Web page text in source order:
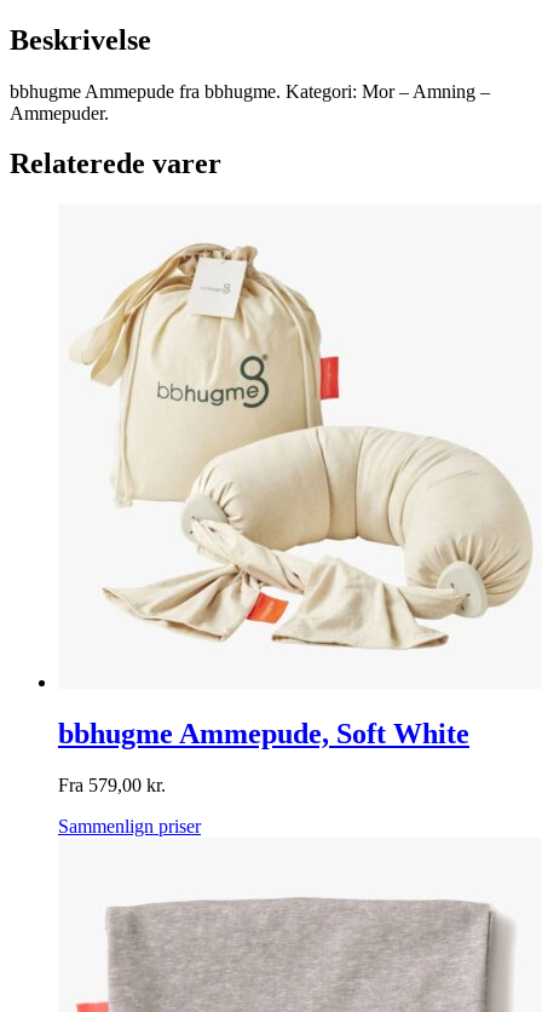
Beskrivelse
bbhugme Ammepude fra bbhugme. Kategori: Mor – Amning –
Ammepuder.
Relaterede varer
bbhugme Ammepude, Soft White
Fra 579,00 kr.
Sammenlign priser